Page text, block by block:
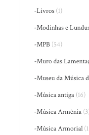
-Livros (1)
-Modinhas e
-MPB (54)
-Muro das
-Museu da Música
-Música antiga (16)
-Música Armênia
-Música Armorial